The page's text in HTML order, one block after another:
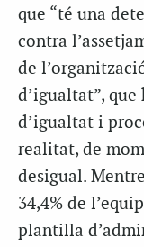
que “té una
contra
de
d’igualtat”,
d’igualtat i
realitat, de
desigual.
34,4% de
plantilla